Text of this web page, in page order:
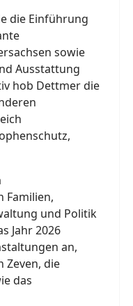
die Einführung
sowie
Ausstattung
hob Dettmer die
Familien,
und Politik
Jahr 2026
an,
Zeven, die
das